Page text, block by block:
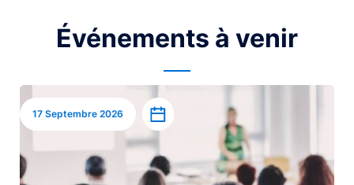
Événements à venir
Image
17 Septembre 2026 Ajouter à l’agenda